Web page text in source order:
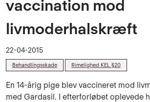
vaccination mod
livmoderhalskræft
22-04-2015
Behandlingsskade Rimelighed KEL §20
En 14-årig pige blev vaccineret mod
med Gardasil. I efterforløbet oplevede